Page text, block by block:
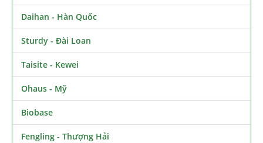
Daihan - Hàn Quốc
Sturdy - Đài Loan
Taisite - Kewei
Ohaus - Mỹ
Biobase
Fengling - Thượng Hải